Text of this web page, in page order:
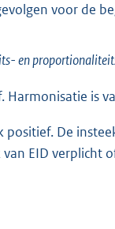
voor de
en
Harmonisatie is
De
EID verplicht